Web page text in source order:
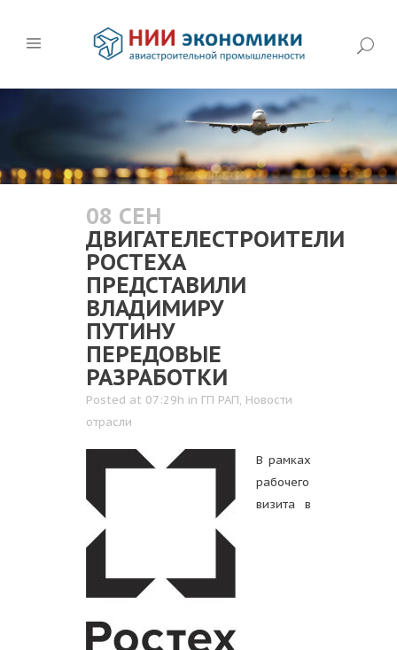
08 СЕН
ДВИГАТЕЛЕСТРОИТЕЛИ
РОСТЕХА
ПРЕДСТАВИЛИ
ВЛАДИМИРУ
ПУТИНУ
ПЕРЕДОВЫЕ
РАЗРАБОТКИ
Posted at 07:29h in ГП РАП, Новости
отрасли
В рамках
рабочего
визита в